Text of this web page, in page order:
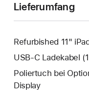
Lieferumfang
Refurbished 11"
USB‑C Ladekabel
Poliertuch bei
Display